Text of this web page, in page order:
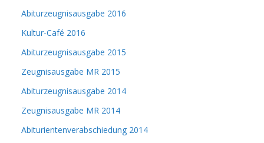
Abiturzeugnisausgabe 2016
Kultur-Café 2016
Abiturzeugnisausgabe 2015
Zeugnisausgabe MR 2015
Abiturzeugnisausgabe 2014
Zeugnisausgabe MR 2014
Abiturientenverabschiedung 2014